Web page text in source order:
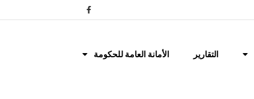
التقارير الأمانة العامة للحكومة